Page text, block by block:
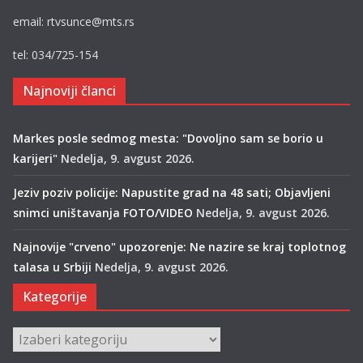
email: rtvsunce@mts.rs
tel: 034/725-154
Najnoviji članci
Markes posle sedmog mesta: "Dovoljno sam se borio u
karijeri" Nedelja, 9. avgust 2026.
Jeziv poziv policije: Napustite grad na 48 sati; Objavljeni
snimci uništavanja FOTO/VIDEO Nedelja, 9. avgust 2026.
Najnovije "crveno" upozorenje: Ne nazire se kraj toplotnog
talasa u Srbiji Nedelja, 9. avgust 2026.
Kategorije
Kategorije